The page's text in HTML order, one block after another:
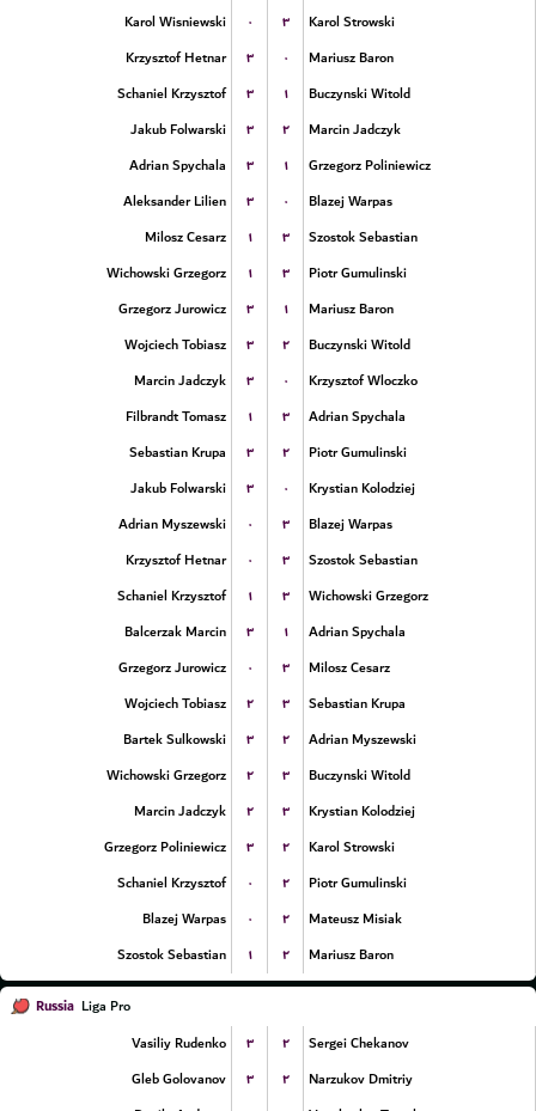
Karol Wisniewski
۰ ۳
Karol Strowski
Krzysztof Hetnar
۳ ۰
Mariusz Baron
Schaniel Krzysztof
۳ ۱
Buczynski Witold
Jakub Folwarski
۳ ۲
Marcin Jadczyk
Adrian Spychala
۳ ۱
Grzegorz Poliniewicz
Aleksander Lilien
۳ ۰
Blazej Warpas
Milosz Cesarz
۱ ۳
Szostok Sebastian
Wichowski Grzegorz
۱ ۳
Piotr Gumulinski
Grzegorz Jurowicz
۳ ۱
Mariusz Baron
Wojciech Tobiasz
۳ ۲
Buczynski Witold
Marcin Jadczyk
۳ ۰
Krzysztof Wloczko
Filbrandt Tomasz
۱ ۳
Adrian Spychala
Sebastian Krupa
۳ ۲
Piotr Gumulinski
Jakub Folwarski
۳ ۰
Krystian Kolodziej
Adrian Myszewski
۰ ۳
Blazej Warpas
Krzysztof Hetnar
۰ ۳
Szostok Sebastian
Schaniel Krzysztof
۱ ۳
Wichowski Grzegorz
Balcerzak Marcin
۳ ۱
Adrian Spychala
Grzegorz Jurowicz
۰ ۳
Milosz Cesarz
Wojciech Tobiasz
۲ ۳
Sebastian Krupa
Bartek Sulkowski
۳ ۲
Adrian Myszewski
Wichowski Grzegorz
۲ ۳
Buczynski Witold
Marcin Jadczyk
۲ ۳
Krystian Kolodziej
Grzegorz Poliniewicz
۳ ۲
Karol Strowski
Schaniel Krzysztof
۰ ۲
Piotr Gumulinski
Blazej Warpas
۰ ۲
Mateusz Misiak
Szostok Sebastian
۱ ۲ Mariusz Baron
Russia Liga Pro
Vasiliy Rudenko
۳ ۲
Sergei Chekanov
Gleb Golovanov
۳ ۲
Narzukov Dmitriy